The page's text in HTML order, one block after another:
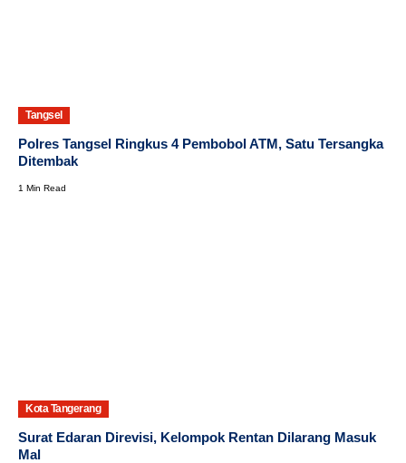
Tangsel
Polres Tangsel Ringkus 4 Pembobol ATM, Satu Tersangka
Ditembak
1 Min Read
Kota Tangerang
Surat Edaran Direvisi, Kelompok Rentan Dilarang Masuk
Mal